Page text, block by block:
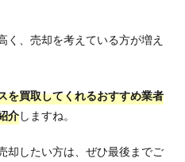
く、売却を考えている方が増え
を買取してくれるおすすめ業者
介しますね。
却したい方は、ぜひ最後までご